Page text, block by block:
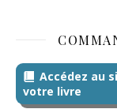
Accédez au
votre livre